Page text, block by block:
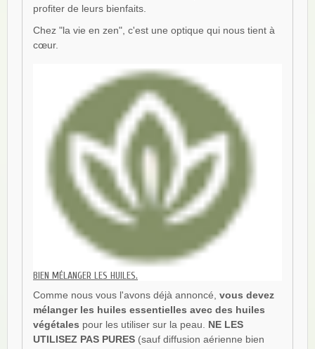
profiter de leurs bienfaits.
Chez "la vie en zen", c'est une optique qui nous tient à
cœur.
BIEN MÉLANGER LES HUILES.
Comme nous vous l'avons déjà annoncé, vous devez
mélanger les huiles essentielles avec des huiles
végétales pour les utiliser sur la peau. NE LES
UTILISEZ PAS PURES (sauf diffusion aérienne bien